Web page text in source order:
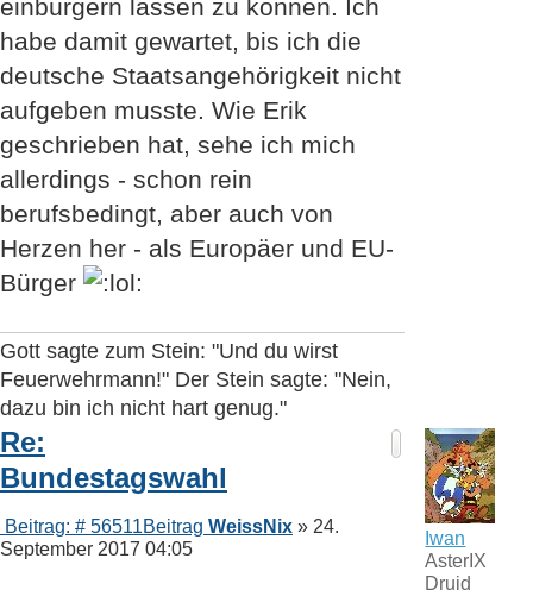
einbürgern lassen zu können. Ich
habe damit gewartet, bis ich die
deutsche Staatsangehörigkeit nicht
aufgeben musste. Wie Erik
geschrieben hat, sehe ich mich
allerdings - schon rein
berufsbedingt, aber auch von
Herzen her - als Europäer und EU-
Bürger
Gott sagte zum Stein: "Und du wirst
Feuerwehrmann!" Der Stein sagte: "Nein,
dazu bin ich nicht hart genug."
Re:
Bundestagswahl
Beitrag: # 56511Beitrag WeissNix » 24.
September 2017 04:05
Iwan
AsterIX
Druid